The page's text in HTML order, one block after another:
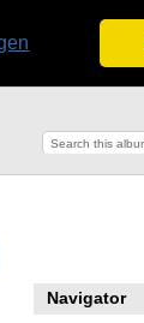
Navigator